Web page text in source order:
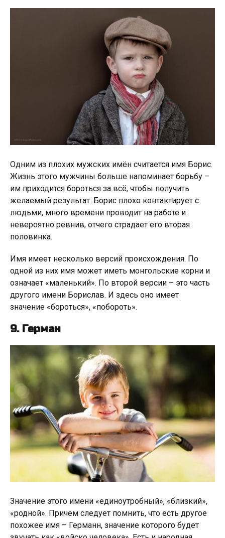
Одним из плохих мужских имён считается имя Борис.
Жизнь этого мужчины больше напоминает борьбу –
им приходится бороться за всё, чтобы получить
желаемый результат. Борис плохо контактирует с
людьми, много времени проводит на работе и
невероятно ревнив, отчего страдает его вторая
половинка.
Имя имеет несколько версий происхождения. По
одной из них имя может иметь монгольские корни и
означает «маленький». По второй версии – это часть
другого имени Борислав. И здесь оно имеет
значение «бороться», «побороть».
9. Герман
Значение этого имени «единоутробный», «близкий»,
«родной». Причём следует помнить, что есть другое
похожее имя – Германн, значение которого будет